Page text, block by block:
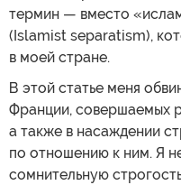
термин — вместо
(Islamist separatism),
в моей стране.
В этой статье меня
Франции, совершаемых
а также в насаждении
по отношению к ним. Я
сомнительную